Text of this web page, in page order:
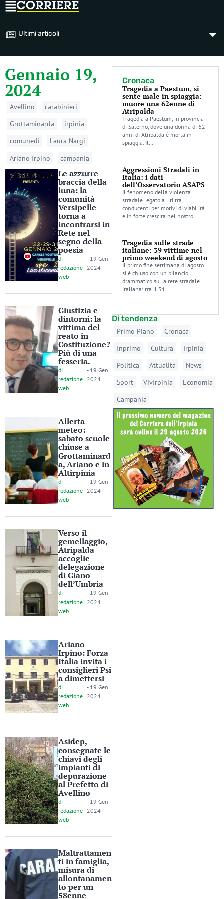
Ultimi articoli
Gennaio 19,
2024
Avellino
carabinieri
Grottaminarda
irpinia
comunedi
Laura Nargi
Ariano Irpino
campania
Le azzurre
braccia della
luna: la
comunità
Versipelle
torna a
incontrarsi in
Rete nel
segno della
poesia
di
redazione
web
- 19 Gen
2024
Giustizia e
dintorni: la
vittima del
reato in
Costituzione?
Più di una
fesseria.
di
redazione
web
- 19 Gen
2024
Allerta
meteo:
sabato scuole
chiuse a
Grottaminard
a, Ariano e in
Altirpinia
di
redazione
web
- 19 Gen
2024
Verso il
gemellaggio,
Atripalda
accoglie
delegazione
di Giano
dell’Umbria
di
redazione
web
- 19 Gen
2024
Ariano
Irpino: Forza
Italia invita i
consiglieri Psi
a dimettersi
di
redazione
web
- 19 Gen
2024
Asidep,
consegnate le
chiavi degli
impianti di
depurazione
al Prefetto di
Avellino
di
redazione
web
- 19 Gen
2024
Maltrattamen
ti in famiglia,
misura di
allontanamen
to per un
58enne
Cronaca
Tragedia a Paestum, si
sente male in spiaggia:
muore una 62enne di
Atripalda
Tragedia a Paestum, in provincia
di Salerno, dove una donna di 62
anni di Atripalda è morta in
spiaggia. Il…
Aggressioni Stradali in
Italia: i dati
dell’Osservatorio ASAPS
Il fenomeno della violenza
stradale legato a liti tra
conducenti per motivi di viabilità
è in forte crescita nel nostro…
Tragedia sulle strade
italiane: 39 vittime nel
primo weekend di agosto
Il primo fine settimana di agosto
si è chiuso con un bilancio
drammatico sulla rete stradale
italiana: tra il 31…
Di tendenza
Primo Piano
Cronaca
Inprimo
Cultura
Irpinia
Politica
Attualità
News
Sport
VivIrpinia
Economia
Campania